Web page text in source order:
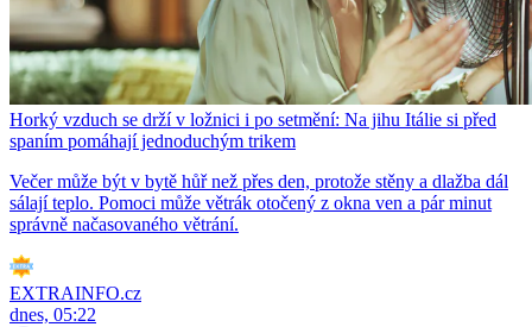
Horký vzduch se drží v ložnici i po setmění: Na jihu Itálie si před
spaním pomáhají jednoduchým trikem
Večer může být v bytě hůř než přes den, protože stěny a dlažba dál
sálají teplo. Pomoci může větrák otočený z okna ven a pár minut
správně načasovaného větrání.
EXTRAINFO.cz
dnes, 05:22